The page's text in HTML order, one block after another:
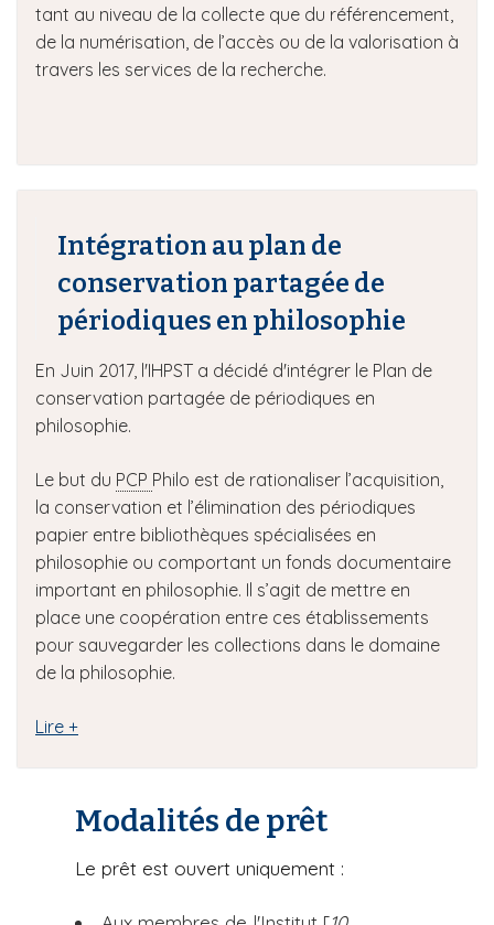
tant au niveau de la collecte que du référencement,
de la numérisation, de l’accès ou de la valorisation à
travers les services de la recherche.
Intégration au plan de
conservation partagée de
périodiques en philosophie
En Juin 2017, l'IHPST a décidé d'intégrer le Plan de
conservation partagée de périodiques en
philosophie.
Le but du PCP Philo est de rationaliser l’acquisition,
la conservation et l’élimination des périodiques
papier entre bibliothèques spécialisées en
philosophie ou comportant un fonds documentaire
important en philosophie. Il s’agit de mettre en
place une coopération entre ces établissements
pour sauvegarder les collections dans le domaine
de la philosophie.
Lire +
Modalités de prêt
Le prêt est ouvert uniquement :